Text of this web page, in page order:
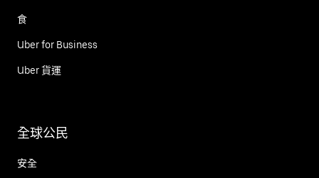
食
Uber for Business
Uber 貨運
全球公民
安全